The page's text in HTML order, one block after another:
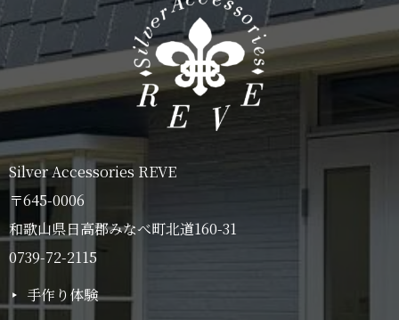
Silver Accessories REVE
〒645-0006
和歌山県日高郡みなべ町北道160-31
0739-72-2115
手作り体験